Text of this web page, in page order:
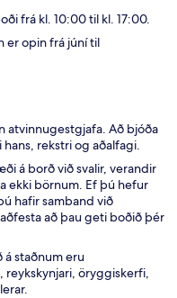
frá kl. 10:00 til kl. 17:00.
er opin frá júní til
atvinnugestgjafa. Að bjóða
rekstri og aðalfagi.
á borð við svalir, verandir
ekki börnum. Ef þú hefur
hafir samband við
að þau geti boðið þér
á staðnum eru
reykskynjari, öryggiskerfi,